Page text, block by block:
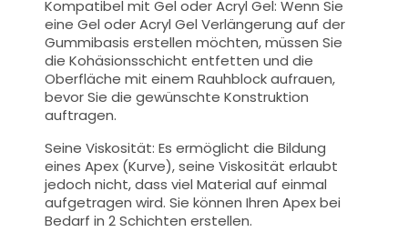
Kompatibel mit Gel oder Acryl Gel: Wenn Sie
eine Gel oder Acryl Gel Verlängerung auf der
Gummibasis erstellen möchten, müssen Sie
die Kohäsionsschicht entfetten und die
Oberfläche mit einem Rauhblock aufrauen,
bevor Sie die gewünschte Konstruktion
auftragen.
Seine Viskosität: Es ermöglicht die Bildung
eines Apex (Kurve), seine Viskosität erlaubt
jedoch nicht, dass viel Material auf einmal
aufgetragen wird. Sie können Ihren Apex bei
Bedarf in 2 Schichten erstellen.